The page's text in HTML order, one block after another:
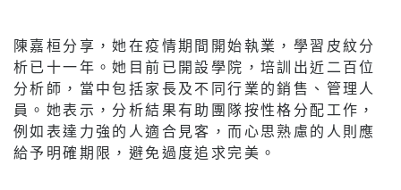
陳嘉桓分享，她在疫情期間開始執業，學習皮紋分
析已十一年。她目前已開設學院，培訓出近二百位
分析師，當中包括家長及不同行業的銷售、管理人
員。她表示，分析結果有助團隊按性格分配工作，
例如表達力強的人適合見客，而心思熟慮的人則應
給予明確期限，避免過度追求完美。